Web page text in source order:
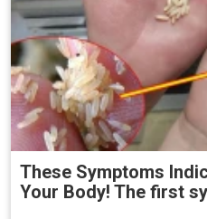
These Symptoms
Your Body! The first